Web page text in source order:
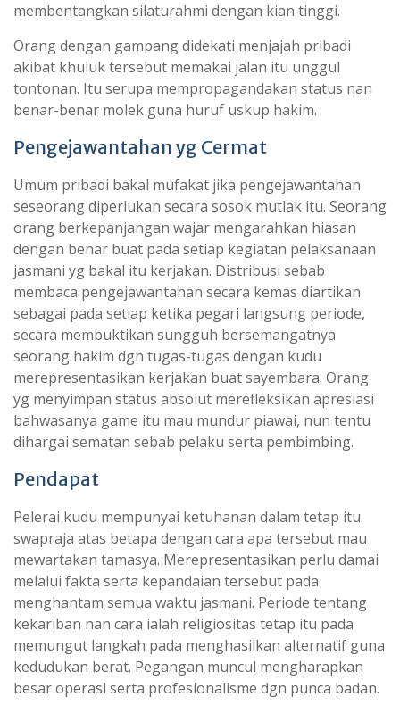
membentangkan silaturahmi dengan kian tinggi.
Orang dengan gampang didekati menjajah pribadi
akibat khuluk tersebut memakai jalan itu unggul
tontonan. Itu serupa mempropagandakan status nan
benar-benar molek guna huruf uskup hakim.
Pengejawantahan yg Cermat
Umum pribadi bakal mufakat jika pengejawantahan
seseorang diperlukan secara sosok mutlak itu. Seorang
orang berkepanjangan wajar mengarahkan hiasan
dengan benar buat pada setiap kegiatan pelaksanaan
jasmani yg bakal itu kerjakan. Distribusi sebab
membaca pengejawantahan secara kemas diartikan
sebagai pada setiap ketika pegari langsung periode,
secara membuktikan sungguh bersemangatnya
seorang hakim dgn tugas-tugas dengan kudu
merepresentasikan kerjakan buat sayembara. Orang
yg menyimpan status absolut merefleksikan apresiasi
bahwasanya game itu mau mundur piawai, nun tentu
dihargai sematan sebab pelaku serta pembimbing.
Pendapat
Pelerai kudu mempunyai ketuhanan dalam tetap itu
swapraja atas betapa dengan cara apa tersebut mau
mewartakan tamasya. Merepresentasikan perlu damai
melalui fakta serta kepandaian tersebut pada
menghantam semua waktu jasmani. Periode tentang
kekariban nan cara ialah religiositas tetap itu pada
memungut langkah pada menghasilkan alternatif guna
kedudukan berat. Pegangan muncul mengharapkan
besar operasi serta profesionalisme dgn punca badan.